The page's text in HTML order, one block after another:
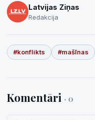
Latvijas Ziņas
Redakcija
#konflikts #mašīnas
Komentāri · 0